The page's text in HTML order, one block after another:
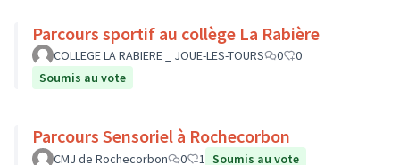
Parcours sportif au collège La Rabière
COLLEGE LA RABIERE _ JOUE-LES-TOURS 0
0
Soumis au vote
Parcours Sensoriel à Rochecorbon
CMJ de Rochecorbon 0 1 Soumis au vote